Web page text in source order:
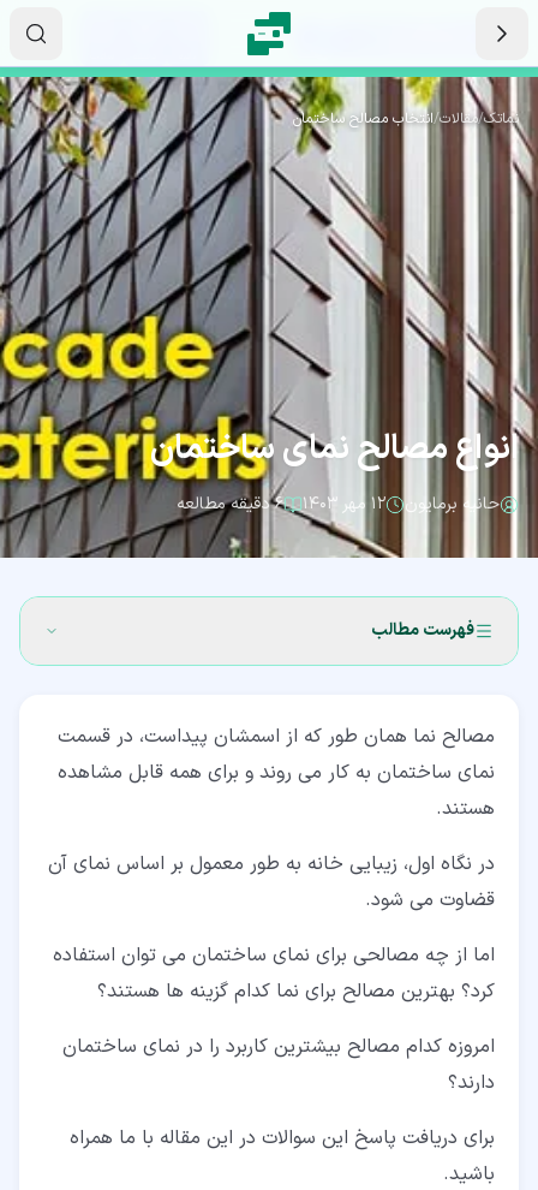
نماتک/مقالات/انتخاب مصالح ساختمان
انواع مصالح نمای ساختمان
حانیه برمایون ۱۲ مهر ۱۴۰۳ ۶ دقیقه مطالعه
فهرست مطالب
۳‏- انواع مصالح نما
۳‏-‏۱‏- آجر رایج ترین مصالح نما
۳‏-‏۲‏- سنگ طبیعی
۳‏-‏۴‏- گچ تزیینی
۳‏-‏۵‏- فایبر سمنت برد
مصالح نما همان طور که از اسمشان پیداست، در قسمت
نمای ساختمان به کار می روند و برای همه قابل مشاهده
هستند.
در نگاه اول، زیبایی خانه به طور معمول بر اساس نمای آن
قضاوت می شود.
اما از چه مصالحی برای نمای ساختمان می توان استفاده
کرد؟ بهترین مصالح برای نما کدام گزینه ها هستند؟
امروزه کدام مصالح بیشترین کاربرد را در نمای ساختمان
دارند؟
برای دریافت پاسخ این سوالات در این مقاله با ما همراه
باشید.